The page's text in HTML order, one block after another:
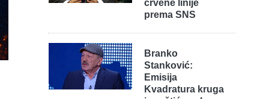
crvene linije
prema SNS
Branko
Stanković:
Emisija
Kvadratura kruga